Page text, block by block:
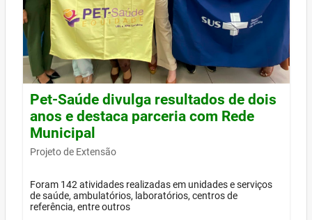
Pet-Saúde divulga resultados de dois
anos e destaca parceria com Rede
Municipal
Projeto de Extensão
Foram 142 atividades realizadas em unidades e serviços
de saúde, ambulatórios, laboratórios, centros de
referência, entre outros